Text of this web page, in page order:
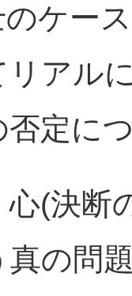
ケー
アル
否定に
心(決断
真の問